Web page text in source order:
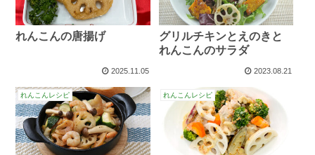
れんこんの唐揚げ
2025.11.05
グリルチキンとえのきと
れんこんのサラダ
2023.08.21
れんこんレシピ れんこんレシピ